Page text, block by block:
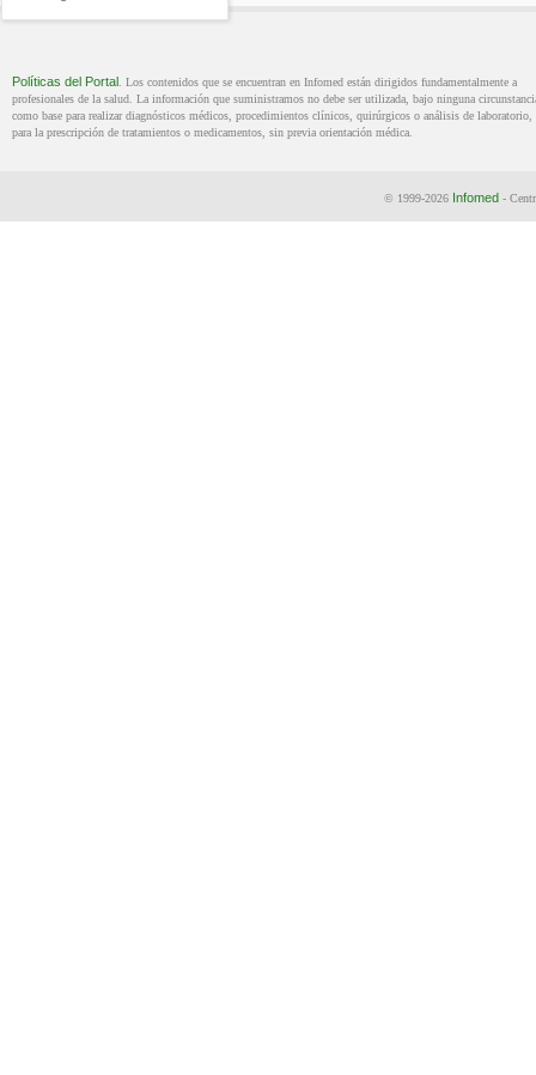
Políticas del Portal . Los contenidos que se encuentran en Infomed están dirigidos fundamentalmente a
profesionales de la salud. La información que suministramos no debe ser utilizada, bajo ninguna
como base para realizar diagnósticos médicos, procedimientos clínicos, quirúrgicos o análisis de laboratorio,
para la prescripción de tratamientos o medicamentos, sin previa orientación médica.
© 1999-2026 Infomed -